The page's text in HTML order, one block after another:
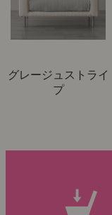
グレージュストライ
プ